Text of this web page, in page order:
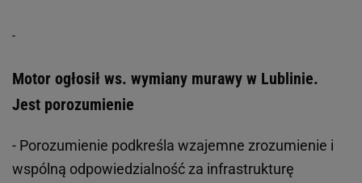
Motor ogłosił ws. wymiany murawy w Lublinie.
Jest porozumienie
- Porozumienie podkreśla wzajemne zrozumienie i
wspólną odpowiedzialność za infrastrukturę